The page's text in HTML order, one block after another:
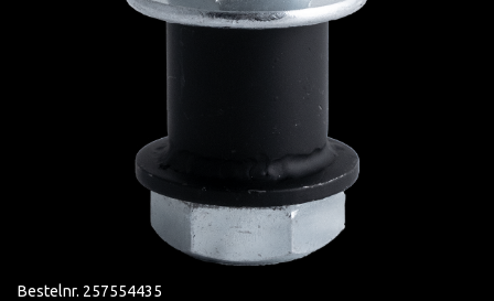
Bestelnr. 257554435